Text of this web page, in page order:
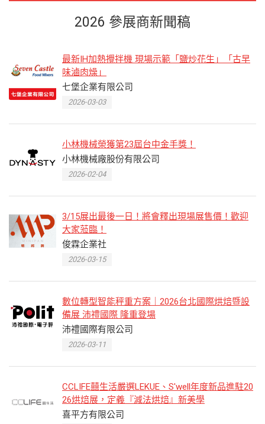
2026 參展商新聞稿
最新IH加熱攪拌機 現場示範「鹽炒花生」「古早
味滷肉燥」
七堡企業有限公司
2026-03-03
小林機械榮獲第23屆台中金手獎！
小林機械廠股份有限公司
2026-02-04
3/15展出最後一日！將會釋出現場展售價！歡迎
大家蒞臨！
俊霖企業社
2026-03-15
數位轉型智能秤重方案｜2026台北國際烘焙暨設
備展 沛禮國際 隆重登場
沛禮國際有限公司
2026-03-11
CCLIFE囍生活嚴選LEKUE、S'well年度新品進駐20
26烘焙展，定義『減法烘焙』新美學
喜平方有限公司